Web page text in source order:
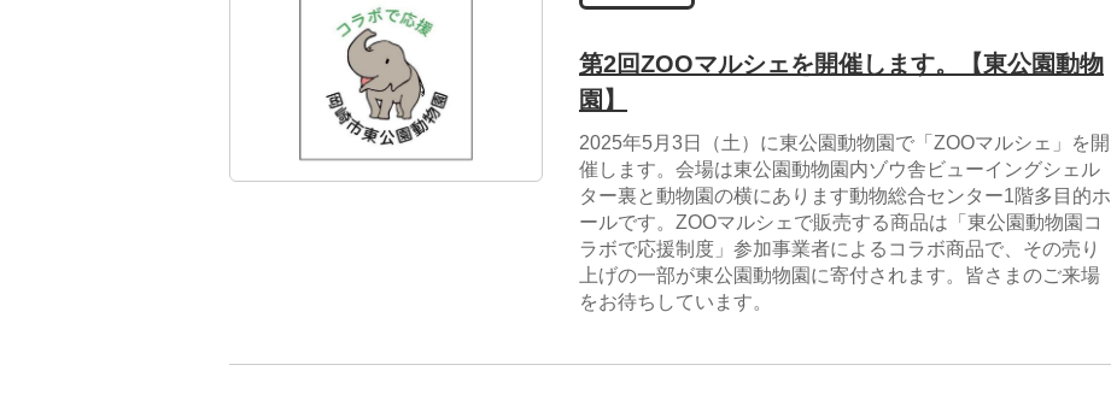
第2回ZOOマルシェを開催します。【東公園動物
園】
2025年5月3日（土）に東公園動物園で「ZOOマルシェ」を開
催します。会場は東公園動物園内ゾウ舎ビューイングシェル
ター裏と動物園の横にあります動物総合センター1階多目的ホ
ールです。ZOOマルシェで販売する商品は「東公園動物園コ
ラボで応援制度」参加事業者によるコラボ商品で、その売り
上げの一部が東公園動物園に寄付されます。皆さまのご来場
をお待ちしています。